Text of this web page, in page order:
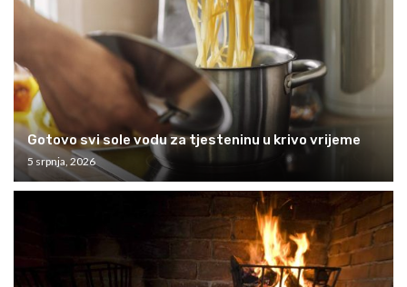
Gotovo svi sole vodu za tjesteninu u krivo vrijeme
5 srpnja, 2026